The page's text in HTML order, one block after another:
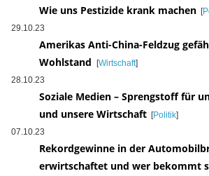
Wie uns Pestizide krank machen [
29.10.23
Amerikas Anti-China-Feldzug
Wohlstand
[Wirtschaft]
28.10.23
Soziale Medien – Sprengstoff für
und unsere Wirtschaft [Politik]
07.10.23
Rekordgewinne in der
erwirtschaftet und wer bekommt